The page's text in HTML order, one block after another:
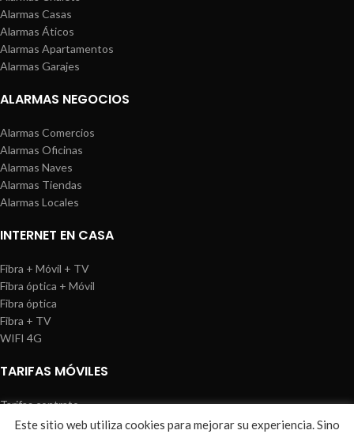
Alarmas Casas
Alarmas Áticos
Alarmas Apartamentos
Alarmas Garajes
ALARMAS NEGOCIOS
Alarmas Comercios
Alarmas Oficinas
Alarmas Naves
Alarmas Tiendas
Alarmas Locales
INTERNET EN CASA
Fibra + Móvil + TV
Fibra óptica + Móvil
Fibra óptica
Fibra + TV
WIFI 4G
TARIFAS MÓVILES
Tarifas contrato
Tarifas prepago
Este sitio web utiliza cookies para mejorar su experiencia. Sino